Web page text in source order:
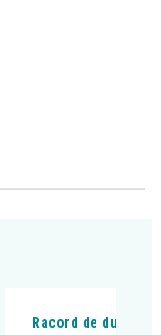
Racord de dus,